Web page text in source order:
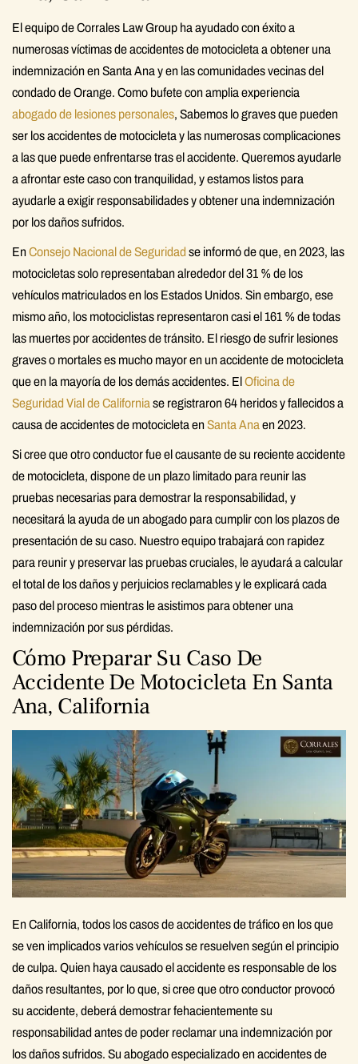
El equipo de Corrales Law Group ha ayudado con éxito a
numerosas víctimas de accidentes de motocicleta a obtener una
indemnización en Santa Ana y en las comunidades vecinas del
condado de Orange. Como bufete con amplia experiencia
abogado de lesiones personales, Sabemos lo graves que pueden
ser los accidentes de motocicleta y las numerosas complicaciones
a las que puede enfrentarse tras el accidente. Queremos ayudarle
a afrontar este caso con tranquilidad, y estamos listos para
ayudarle a exigir responsabilidades y obtener una indemnización
por los daños sufridos.
EnConsejo Nacional de Seguridad se informó de que, en 2023, las
motocicletas solo representaban alrededor del 31 % de los
vehículos matriculados en los Estados Unidos. Sin embargo, ese
mismo año, los motociclistas representaron casi el 161 % de todas
las muertes por accidentes de tránsito. El riesgo de sufrir lesiones
graves o mortales es mucho mayor en un accidente de motocicleta
que en la mayoría de los demás accidentes. ElOficina de
Seguridad Vial de California se registraron 64 heridos y fallecidos a
causa de accidentes de motocicleta enSanta Ana en 2023.
Si cree que otro conductor fue el causante de su reciente accidente
de motocicleta, dispone de un plazo limitado para reunir las
pruebas necesarias para demostrar la responsabilidad, y
necesitará la ayuda de un abogado para cumplir con los plazos de
presentación de su caso. Nuestro equipo trabajará con rapidez
para reunir y preservar las pruebas cruciales, le ayudará a calcular
el total de los daños y perjuicios reclamables y le explicará cada
paso del proceso mientras le asistimos para obtener una
indemnización por sus pérdidas.
Cómo Preparar Su Caso De
Accidente De Motocicleta En Santa
Ana, California
En California, todos los casos de accidentes de tráfico en los que
se ven implicados varios vehículos se resuelven según el principio
de culpa. Quien haya causado el accidente es responsable de los
daños resultantes, por lo que, si cree que otro conductor provocó
su accidente, deberá demostrar fehacientemente su
responsabilidad antes de poder reclamar una indemnización por
los daños sufridos. Su abogado especializado en accidentes de